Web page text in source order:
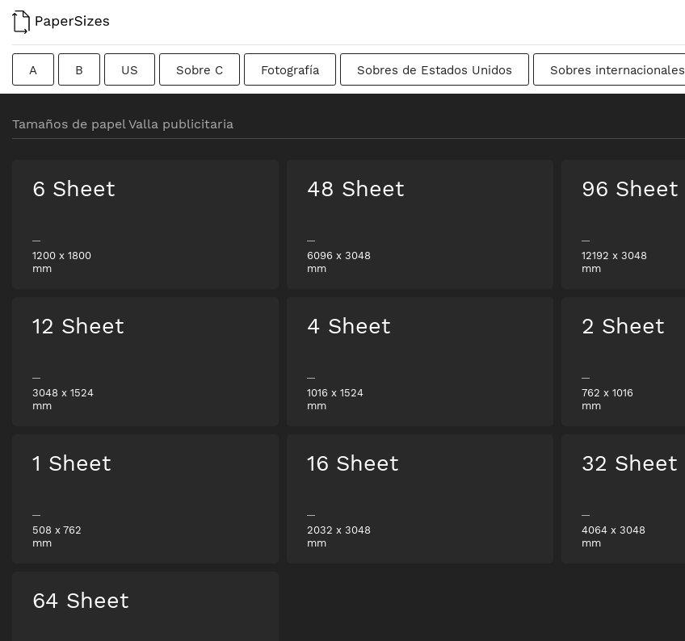
A B US Sobre C Fotografía Sobres de Estados Unidos Sobres internacionales
Formato bruto Canadiense Británico tradicional
Tamaños de papel Valla publicitaria
6 Sheet
1200 x 1800
mm
48 Sheet
6096 x 3048
mm
96 Sheet
12192 x 3048
mm
12 Sheet
3048 x 1524
mm
4 Sheet
1016 x 1524
mm
2 Sheet
762 x 1016
mm
1 Sheet
508 x 762
mm
16 Sheet
2032 x 3048
mm
32 Sheet
4064 x 3048
mm
64 Sheet